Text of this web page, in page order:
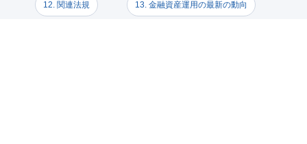
12. 関連法規 13. 金融資産運用の最新の動向